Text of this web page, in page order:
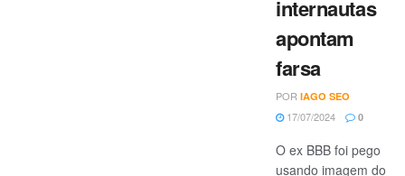
internautas
apontam
farsa
POR IAGO SEO
17/07/2024 0
O ex BBB foi pego
usando imagem do